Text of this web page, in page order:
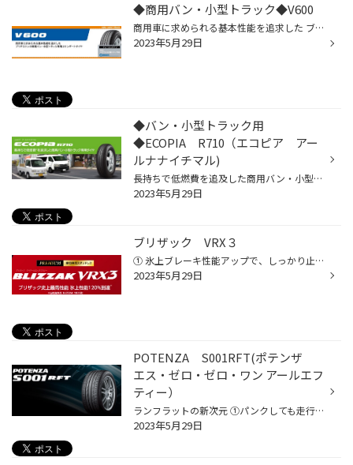
◆商用バン・小型トラック◆V600
商用車に求められる基本性能を追求した ブリヂストンの商用バン・小型トラック専用スタンダードタイヤ 詳しくはHPをご覧ください。
2023年5月29日
◆バン・小型トラック用
◆ECOPIA R710（エコピア アー
ルナナイチマル)
長持ちで低燃費を追及した商用バン・小型トラック専用タイヤ ①ロングライフを実現 ②低燃費性能を向上 詳しくはHPをご覧ください。
2023年5月29日
ブリザック VRX３
① 氷上ブレーキ性能アップで、しっかり止まる、曲がる。 ② 摩耗ライフ向上で経済的。 ③ ゴムのやわらかさを維持、効き持ちが向上
2023年5月29日
POTENZA S001RFT(ポテンザ
エス・ゼロ・ゼロ・ワン アールエフ
ティー）
ランフラットの新次元 ①パンクしても走行できる ②乗り心地向上 ③高いドライ＆ウェット性能 詳しくはHPをご覧ください。
2023年5月29日